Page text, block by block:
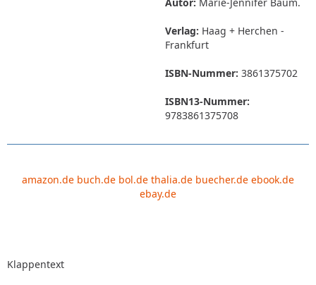
Verlag: Haag + Herchen -
Frankfurt
ISBN-Nummer: 3861375702
ISBN13-Nummer:
9783861375708
amazon.de buch.de bol.de thalia.de buecher.de ebook.de
ebay.de
Klappentext